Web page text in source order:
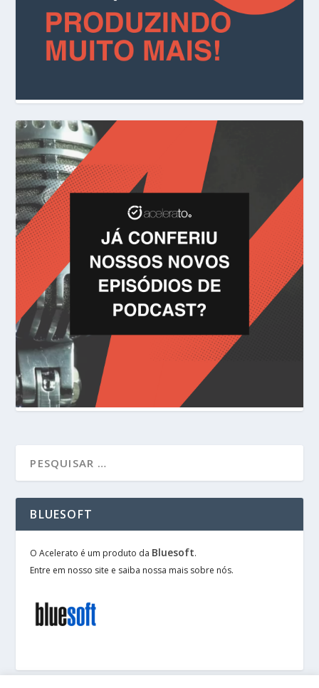
BLUESOFT
O Acelerato é um produto da Bluesoft.
Entre em nosso site e saiba nossa mais sobre nós.